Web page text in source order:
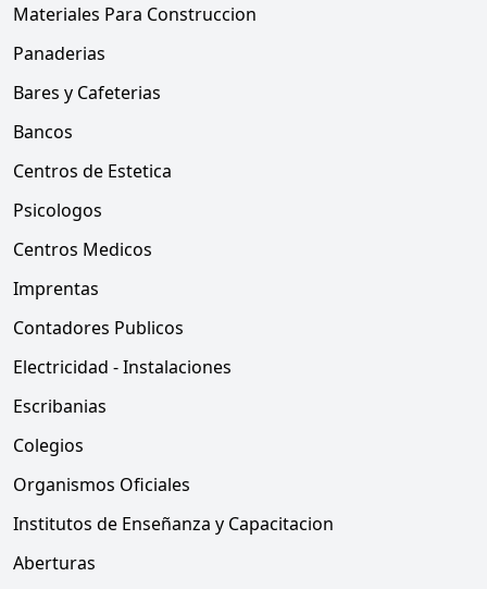
Materiales Para Construccion
Panaderias
Bares y Cafeterias
Bancos
Centros de Estetica
Psicologos
Centros Medicos
Imprentas
Contadores Publicos
Electricidad - Instalaciones
Escribanias
Colegios
Organismos Oficiales
Institutos de Enseñanza y Capacitacion
Aberturas